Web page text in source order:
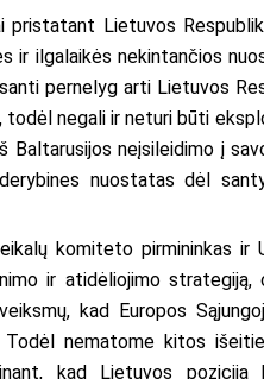
pristatant Lietuvos
ir ilgalaikės nekintančios
pernelyg arti Lietuvos
todėl negali ir neturi būti
Baltarusijos neįsileidimo į
nuostatas dėl
komiteto pirmininkas
ir atidėliojimo
kad Europos
Todėl nematome kitos
kad Lietuvos